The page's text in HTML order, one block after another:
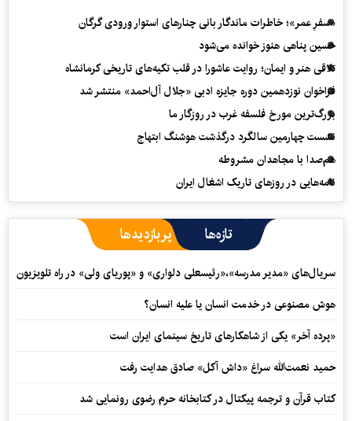
«سفرِ عمر»؛ خاطرات ماندگار بانی چنارهای استوار ورودی گرگان
حسین پناهی هنوز خوانده می‌شود
تلاقی هنر و ایمان؛ روایت عاشورا در قلب تکیه‌های تاریخی کرمانشاه
فراخوان نوزدهمین دوره جایزه ادبی «جلال آل‌احمد» منتشر شد
بزرگ‌ترین مورخ فلسفه غرب در روزگار ما
نشست چهارمین سالگرد درگذشت هوشنگ ابتهاج
هم‌صدا با مجاهدان مشروطه
نامه‌هایی در روزهای تاریک اشغال ایران
تازه‌ها پربازدیدها
سریال‌های «مدیر مدرسه»،«رئیسعلی دلواری» و «پوریای ولی» در راه تلویزیون
هوش مصنوعی در خدمت انسان یا علیه انسان؟
«پرده آخر» یکی از شاهکارهای تاریخ سینمای ایران است
حمید نعمت‌‏الله سراغ «داش آکل» صادق هدایت رفت
کتاب قرآن و ترجمه پیکتال در کتابخانه حرم رضوی رونمایی شد